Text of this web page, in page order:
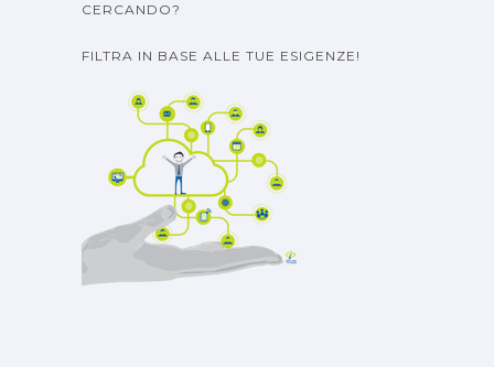
CERCANDO?
FILTRA IN BASE ALLE TUE ESIGENZE!